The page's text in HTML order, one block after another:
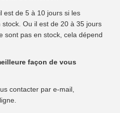
est de 5 à 10 jours si les
Ou il est de 20 à 35 jours
sont pas en stock, cela dépend
façon de vous
contacter par e-mail,